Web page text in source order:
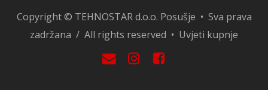
Copyright © TEHNOSTAR d.o.o. Posušje • Sva prava
zadržana / All rights reserved • Uvjeti kupnje